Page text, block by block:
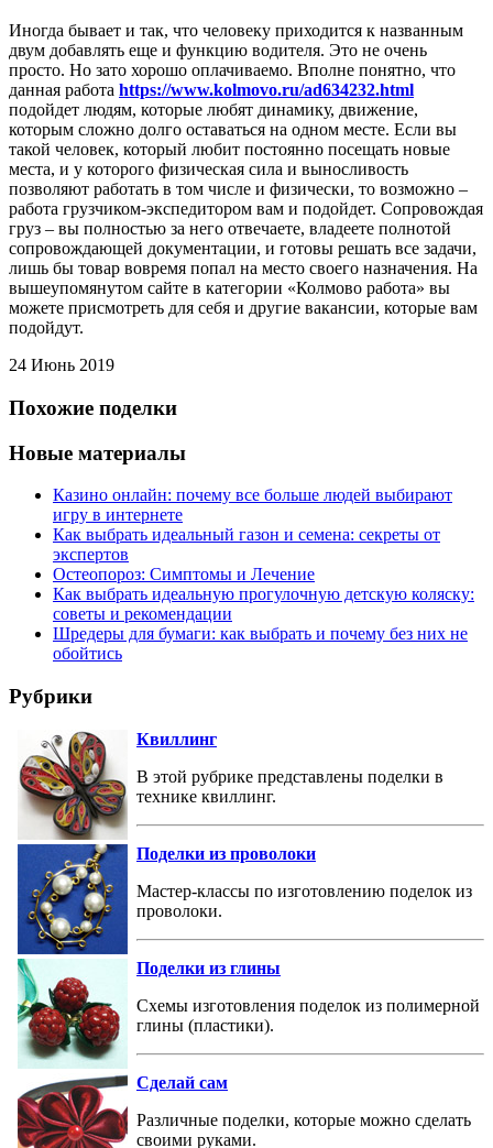
Иногда бывает и так, что человеку приходится к названным
двум добавлять еще и функцию водителя. Это не очень
просто. Но зато хорошо оплачиваемо. Вполне понятно, что
данная работа https://www.kolmovo.ru/ad634232.html
подойдет людям, которые любят динамику, движение,
которым сложно долго оставаться на одном месте. Если вы
такой человек, который любит постоянно посещать новые
места, и у которого физическая сила и выносливость
позволяют работать в том числе и физически, то возможно –
работа грузчиком-экспедитором вам и подойдет. Сопровождая
груз – вы полностью за него отвечаете, владеете полнотой
сопровождающей документации, и готовы решать все задачи,
лишь бы товар вовремя попал на место своего назначения. На
вышеупомянутом сайте в категории «Колмово работа» вы
можете присмотреть для себя и другие вакансии, которые вам
подойдут.
24 Июнь 2019
Похожие поделки
Новые материалы
Казино онлайн: почему все больше людей выбирают
игру в интернете
Как выбрать идеальный газон и семена: секреты от
экспертов
Остеопороз: Симптомы и Лечение
Как выбрать идеальную прогулочную детскую коляску:
советы и рекомендации
Шредеры для бумаги: как выбрать и почему без них не
обойтись
Рубрики
Квиллинг
В этой рубрике представлены поделки в
технике квиллинг.
Поделки из проволоки
Мастер-классы по изготовлению поделок из
проволоки.
Поделки из глины
Схемы изготовления поделок из полимерной
глины (пластики).
Сделай сам
Различные поделки, которые можно сделать
своими руками.